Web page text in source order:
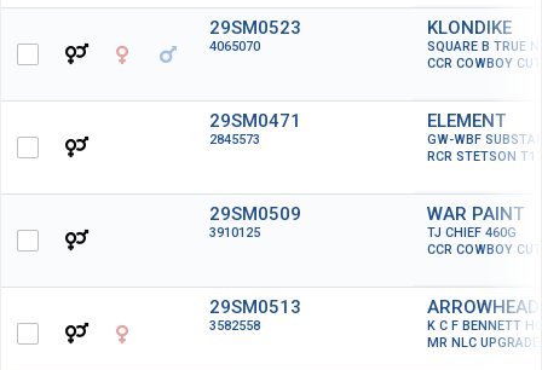
29SM0523
4065070
KLONDIKE
SQUARE B TRUE
CCR COWBOY
29SM0471
2845573
ELEMENT
GW-WBF
RCR STETSON T17
29SM0509
3910125
WAR PAINT
TJ CHIEF 460G
CCR COWBOY
29SM0513
3582558
ARROWHEAD
K C F BENNETT
MR NLC